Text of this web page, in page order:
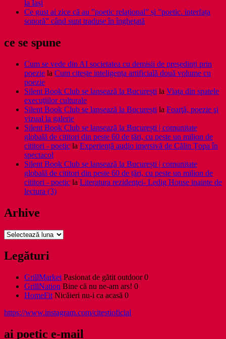
la Iași
Ce gust ai zice că au ”poetic relațional” și ”poetic. interfața
sonoră” când sunt traduse în înghețată
ce se spune
Cum se vede din AI societatea cu demisii de președinți prin
poezie la Cum citește inteligența artificială două volume cu
poezie
Silent Book Club se lansează la București la Viaţa din spatele
execuţiilor culturale
Silent Book Club se lansează la București la Foarţă, poezie şi
vizual la galerie
Silent Book Club se lansează la București | comunitate
globală de cititori din peste 60 de țări, cu peste un milion de
cititori - poetic la Experiență audio imersivă de Călin Țopa în
spectacol
Silent Book Club se lansează la București | comunitate
globală de cititori din peste 60 de țări, cu peste un milion de
cititori - poetic la Literatura rezidenţei- Ledig House inainte de
lectura (3)
Arhive
Arhive
Legături
GrillMarket Pasionat de gătit outdoor 0
GrillNation Bine că nu ne-am ars! 0
HomeFit Nicăieri nu-i ca acasă 0
https://www.instagram.com/citestioficial
ai poetic e-mail